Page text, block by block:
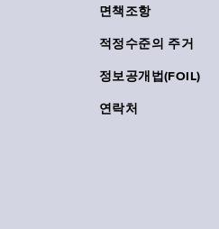
면책조항
적정수준의 주거
정보공개법(FOIL)
연락처